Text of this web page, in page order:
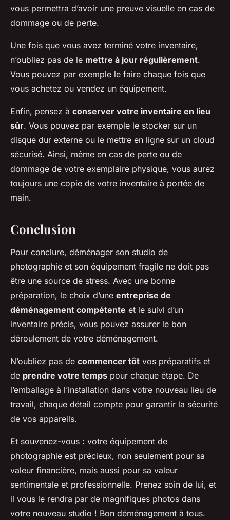
vous permettra d’avoir une preuve visuelle en cas de
dommage ou de perte.
Une fois que vous avez terminé votre inventaire,
n’oubliez pas de le mettre à jour régulièrement.
Vous pouvez par exemple le faire chaque fois que
vous achetez ou vendez un équipement.
Enfin, pensez à conserver votre inventaire en lieu
sûr. Vous pouvez par exemple le stocker sur un
disque dur externe ou le mettre en ligne sur un cloud
sécurisé. Ainsi, même en cas de perte ou de
dommage de votre exemplaire physique, vous aurez
toujours une copie de votre inventaire à portée de
main.
Conclusion
Pour conclure, déménager son studio de
photographie et son équipement fragile ne doit pas
être une source de stress. Avec une bonne
préparation, le choix d’une entreprise de
déménagement compétente et le suivi d’un
inventaire précis, vous pouvez assurer le bon
déroulement de votre déménagement.
N’oubliez pas de commencer tôt vos préparatifs et
de prendre votre temps pour chaque étape. De
l’emballage à l’installation dans votre nouveau lieu de
travail, chaque détail compte pour garantir la sécurité
de vos appareils.
Et souvenez-vous : votre équipement de
photographie est précieux, non seulement pour sa
valeur financière, mais aussi pour sa valeur
sentimentale et professionnelle. Prenez soin de lui, et
il vous le rendra par de magnifiques photos dans
votre nouveau studio ! Bon déménagement à tous.